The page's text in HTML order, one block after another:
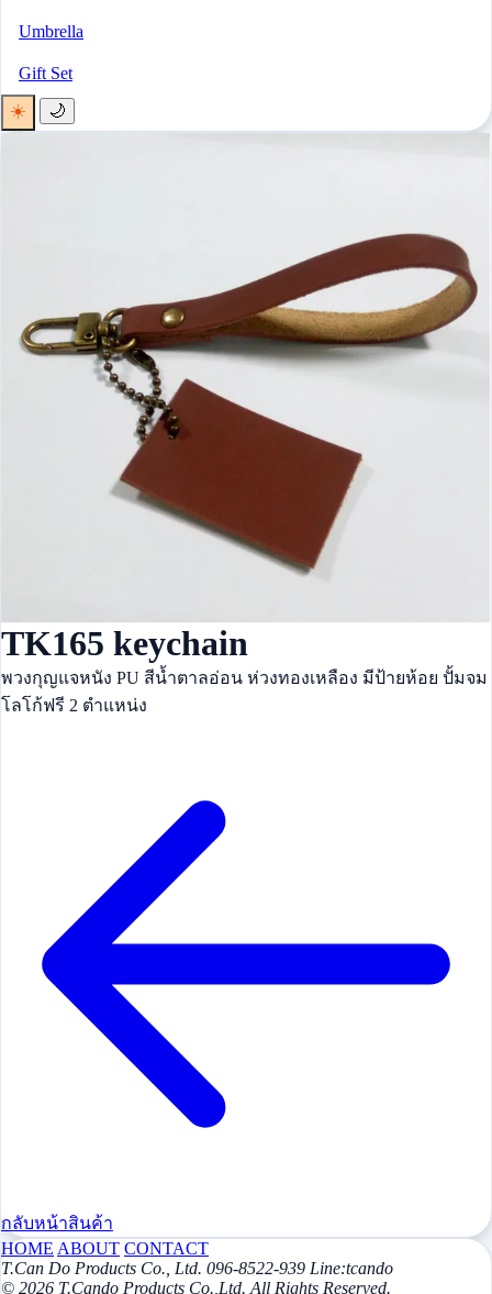
Umbrella
Gift Set
☀️
🌙
TK165 keychain
พวงกุญแจหนัง PU สีน้ำตาลอ่อน ห่วงทองเหลือง มีป้ายห้อย ปั้มจม
โลโก้ฟรี 2 ตำแหน่ง
กลับหน้าสินค้า
HOME ABOUT CONTACT
T.Can Do Products Co., Ltd. 096-8522-939 Line:tcando
© 2026 T.Cando Products Co.,Ltd. All Rights Reserved.